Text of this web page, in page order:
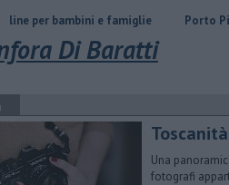
e famiglie Porto Piombino,
Di Baratti
Una
fotografi